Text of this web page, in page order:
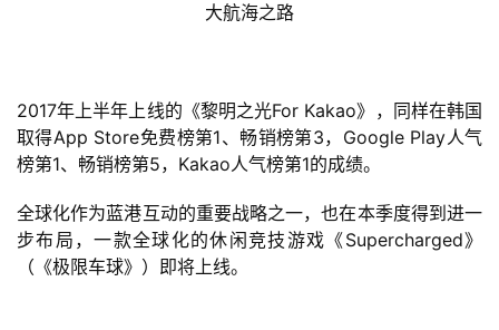
手
机
戏
单
大航海之路
2017年上半年上线的《黎明之光For Kakao》，同样在韩国
取得App Store免费榜第1、畅销榜第3，Google Play人气
榜第1、畅销榜第5，Kakao人气榜第1的成绩。
全球化作为蓝港互动的重要战略之一，也在本季度得到进一
步布局，一款全球化的休闲竞技游戏《Supercharged》
（《极限车球》）即将上线。